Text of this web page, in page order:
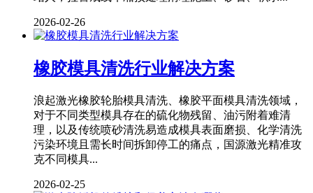
2026-02-26
橡胶模具清洗行业解决方案
浪起激光橡胶轮胎模具清洗、橡胶平面模具清洗领域，
对于不同类型模具存在的硫化物残留、油污附着难清
理，以及传统喷砂清洗易造成模具表面磨损、化学清洗
污染环境且需长时间拆卸停工的痛点，国源激光精准攻
克不同模具...
2026-02-25